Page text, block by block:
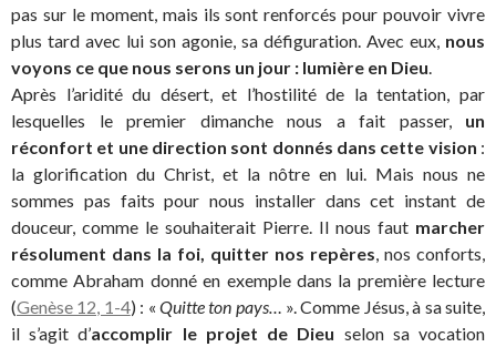
pas sur le moment, mais ils sont renforcés pour pouvoir vivre
plus tard avec lui son agonie, sa défiguration. Avec eux, nous
voyons ce que nous serons un jour : lumière en Dieu.
Après l’aridité du désert, et l’hostilité de la tentation, par
lesquelles le premier dimanche nous a fait passer, un
réconfort et une direction sont donnés dans cette vision :
la glorification du Christ, et la nôtre en lui. Mais nous ne
sommes pas faits pour nous installer dans cet instant de
douceur, comme le souhaiterait Pierre. Il nous faut marcher
résolument dans la foi, quitter nos repères, nos conforts,
comme Abraham donné en exemple dans la première lecture
(Genèse 12, 1-4) : « Quitte ton pays… ». Comme Jésus, à sa suite,
il s’agit d’accomplir le projet de Dieu selon sa vocation